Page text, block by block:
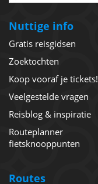
Nuttige info
Gratis reisgidsen
Zoektochten
Koop vooraf je tickets!
Veelgestelde vragen
Reisblog & inspiratie
Routeplanner
fietsknooppunten
Routes